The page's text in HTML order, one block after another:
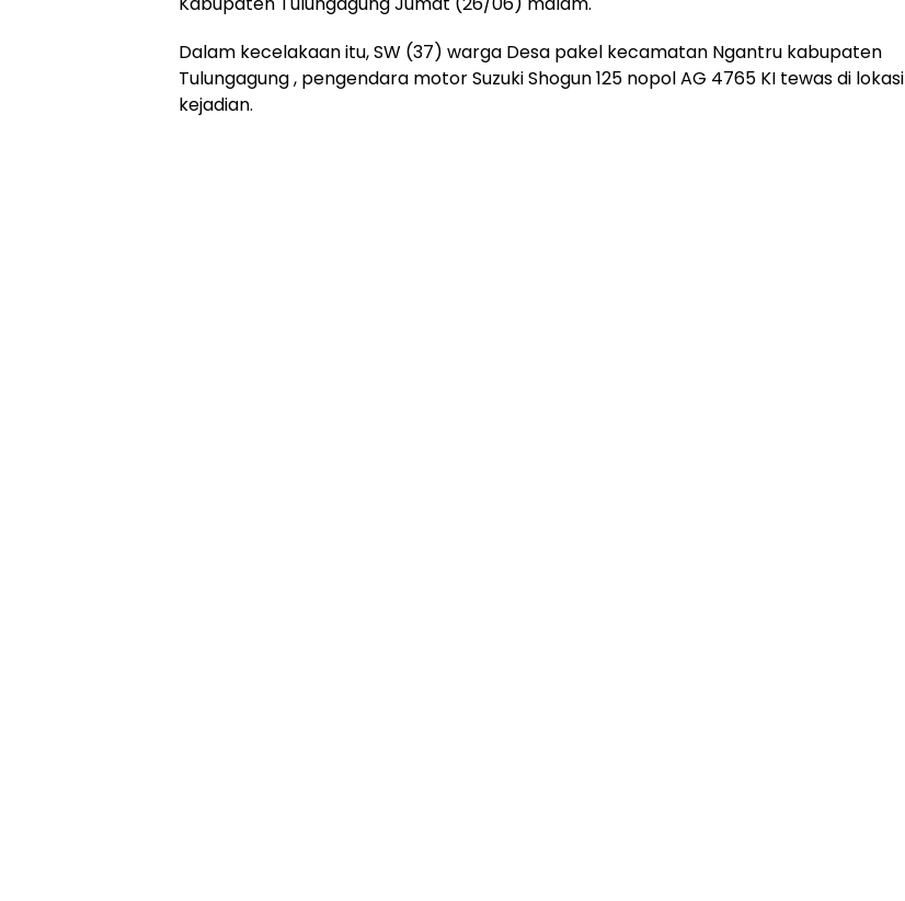
Dalam kecelakaan itu, SW (37) warga Desa pakel kecamatan Ngantru kabupaten
Tulungagung , pengendara motor Suzuki Shogun 125 nopol AG 4765 KI tewas di lokasi
kejadian.